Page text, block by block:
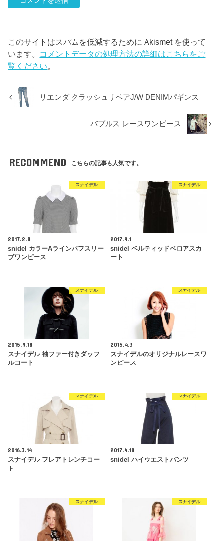
このサイトはスパムを低減するために Akismet を使って
います。 コメントデータの処理方法の詳細はこちらをご
覧ください
リエンダ クラッシュリペアJ/W DENIMパギンス
バブルス レースワンピース
RECOMMEND こちらの記事も人気です。
スナイデル
2017.2.8
snidel カラーAラインパフスリー
ブワンピース
スナイデル
2017.9.1
snidel ベルティッドベロアスカ
ート
スナイデル
2015.9.18
スナイデル 袖ファー付きダッフ
ルコート
スナイデル
2015.4.3
スナイデルのオリジナルレースワ
ンピース
スナイデル
2016.3.14
スナイデル フレアトレンチコー
ト
スナイデル
2017.4.18
snidel ハイウエストパンツ
スナイデル スナイデル